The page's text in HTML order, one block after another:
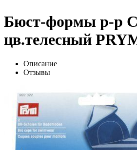
Бюст-формы р-р
цв.телесный
Описание
Отзывы